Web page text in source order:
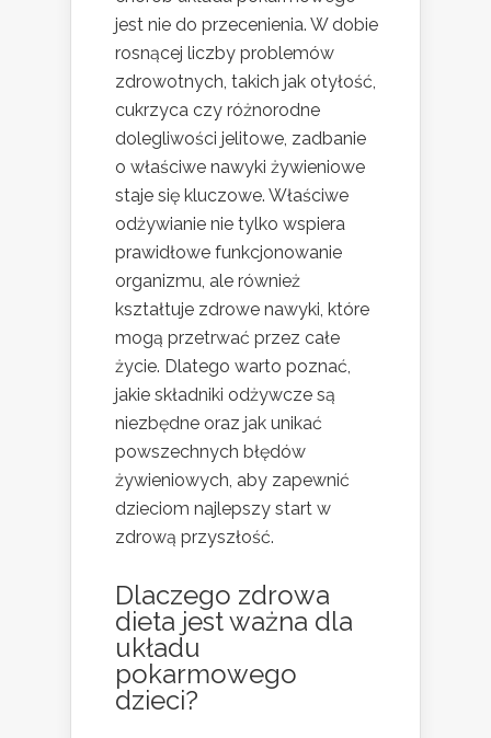
jest nie do przecenienia. W dobie
rosnącej liczby problemów
zdrowotnych, takich jak otyłość,
cukrzyca czy różnorodne
dolegliwości jelitowe, zadbanie
o właściwe nawyki żywieniowe
staje się kluczowe. Właściwe
odżywianie nie tylko wspiera
prawidłowe funkcjonowanie
organizmu, ale również
kształtuje zdrowe nawyki, które
mogą przetrwać przez całe
życie. Dlatego warto poznać,
jakie składniki odżywcze są
niezbędne oraz jak unikać
powszechnych błędów
żywieniowych, aby zapewnić
dzieciom najlepszy start w
zdrową przyszłość.
Dlaczego zdrowa
dieta jest ważna dla
układu
pokarmowego
dzieci?